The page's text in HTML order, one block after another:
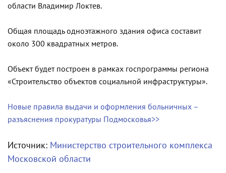
области Владимир Локтев.
Общая площадь одноэтажного здания офиса составит
около 300 квадратных метров.
Объект будет построен в рамках госпрограммы региона
«Строительство объектов социальной инфраструктуры».
Новые правила выдачи и оформления больничных –
разъяснения прокуратуры Подмосковья>>
Источник: Министерство строительного комплекса
Московской области